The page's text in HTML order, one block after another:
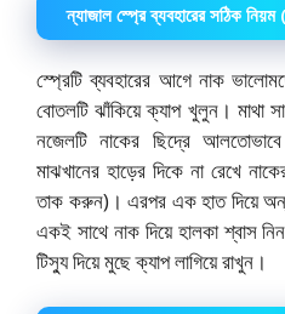
ন্যাজাল স্প্রে ব্যবহারের সঠিক
স্প্রেটি ব্যবহারের আগে নাক
বোতলটি ঝাঁকিয়ে ক্যাপ খুলুন। মাথা
নজেলটি নাকের ছিদ্রে
মাঝখানের হাড়ের দিকে না রেখে
তাক করুন)। এরপর এক হাত দিয়ে
একই সাথে নাক দিয়ে হালকা শ্বাস
টিস্যু দিয়ে মুছে ক্যাপ লাগিয়ে রাখুন।